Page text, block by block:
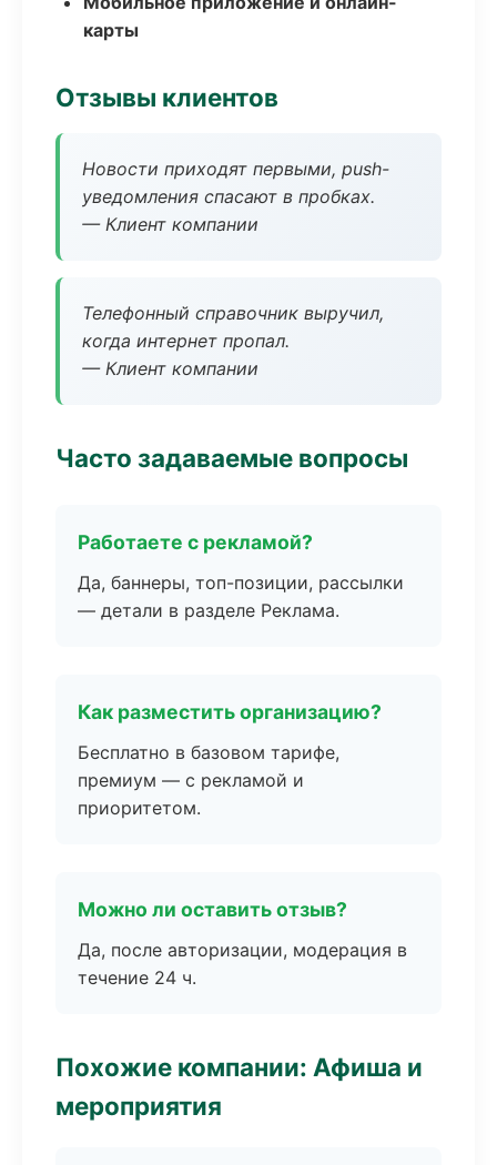
карты
Отзывы клиентов
Новости приходят первыми, push-
уведомления спасают в пробках.
— Клиент компании
Телефонный справочник выручил,
когда интернет пропал.
— Клиент компании
Часто задаваемые вопросы
Работаете с рекламой?
Да, баннеры, топ-позиции, рассылки
— детали в разделе Реклама.
Как разместить организацию?
Бесплатно в базовом тарифе,
премиум — с рекламой и
приоритетом.
Можно ли оставить отзыв?
Да, после авторизации, модерация в
течение 24 ч.
Похожие компании: Афиша и
мероприятия